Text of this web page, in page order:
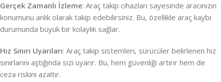
Gerçek Zamanlı İzleme: Araç takip cihazları sayesinde aracınızın
konumunu anlık olarak takip edebilirsiniz. Bu, özellikle araç kaybı
durumunda büyük bir kolaylık sağlar.
Hız Sınırı Uyarıları: Araç takip sistemleri, sürücüler belirlenen hız
sınırlarını aştığında sizi uyarır. Bu, hem güvenliği artırır hem de
ceza riskini azaltır.